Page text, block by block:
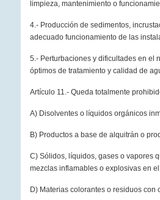
limpieza, mantenimiento o
4.- Producción de sedimentos,
adecuado funcionamiento de las
5.- Perturbaciones y dificultades en el
óptimos de tratamiento y calidad de
Artículo 11.- Queda totalmente
A) Disolventes o líquidos orgánicos
B) Productos a base de alquitrán o
C) Sólidos, líquidos, gases o vapores
mezclas inflamables o explosivas en
D) Materias colorantes o residuos